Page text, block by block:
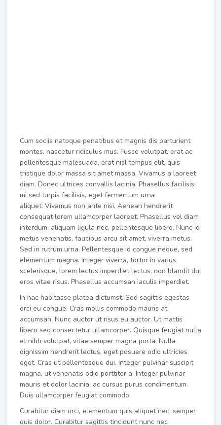
Cum sociis natoque penatibus et magnis dis parturient
montes, nascetur ridiculus mus. Fusce volutpat, erat ac
pellentesque malesuada, erat nisl tempus elit, quis
tristique dolor massa sit amet massa. Vivamus a laoreet
diam. Donec ultrices convallis lacinia. Phasellus facilisis
mi sed turpis facilisis, eget fermentum urna
aliquet. Vivamus non ante nisi. Aenean hendrerit
consequat lorem ullamcorper laoreet. Phasellus vel diam
interdum, aliquam ligula nec, pellentesque libero. Nunc id
metus venenatis, faucibus arcu sit amet, viverra metus.
Sed in rutrum urna. Pellentesque id congue neque, sed
elementum magna. Integer viverra, tortor in varius
scelerisque, lorem lectus imperdiet lectus, non blandit dui
eros vitae risus. Phasellus accumsan iaculis imperdiet.
In hac habitasse platea dictumst. Sed sagittis egestas
orci eu congue. Cras mollis commodo mauris at
accumsan. Nunc auctor ut risus eu auctor. Ut mattis
libero sed consectetur ullamcorper. Quisque feugiat nulla
et nibh volutpat, vitae semper magna porta. Nulla
dignissim hendrerit lectus, eget posuere odio ultricies
eget. Cras ut pellentesque dui. Integer pulvinar suscipit
magna, ut venenatis odio porttitor a. Integer pulvinar
mauris et dolor lacinia, ac cursus purus condimentum.
Duis ullamcorper feugiat commodo.
Curabitur diam orci, elementum quis aliquet nec, semper
quis dolor. Curabitur sagittis tincidunt nunc nec